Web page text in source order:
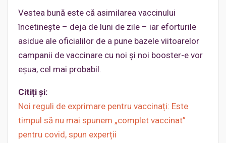
Vestea bună este că asimilarea vaccinului
încetinește – deja de luni de zile – iar eforturile
asidue ale oficialilor de a pune bazele viitoarelor
campanii de vaccinare cu noi și noi booster-e vor
eșua, cel mai probabil.
Citiți și:
Noi reguli de exprimare pentru vaccinați: Este
timpul să nu mai spunem „complet vaccinat”
pentru covid, spun experții